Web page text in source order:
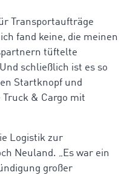
Transportaufträge
fand keine, die meinen
tüftelte
schließlich ist es so
Startknopf und
& Cargo mit
Logistik zur
Neuland. „Es war ein
großer